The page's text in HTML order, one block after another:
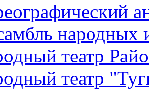
народных
театр
театр